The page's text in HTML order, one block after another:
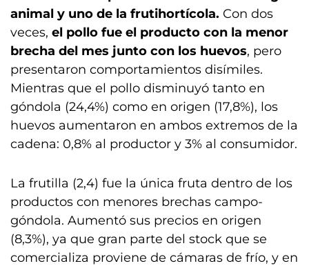
animal y uno de la frutihortícola. Con dos
veces, el pollo fue el producto con la menor
brecha del mes junto con los huevos, pero
presentaron comportamientos disímiles.
Mientras que el pollo disminuyó tanto en
góndola (24,4%) como en origen (17,8%), los
huevos aumentaron en ambos extremos de la
cadena: 0,8% al productor y 3% al consumidor.
La frutilla (2,4) fue la única fruta dentro de los
productos con menores brechas campo-
góndola. Aumentó sus precios en origen
(8,3%), ya que gran parte del stock que se
comercializa proviene de cámaras de frío, y en